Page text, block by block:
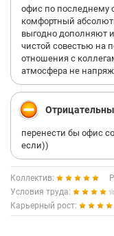
офис по последнему
комфортный
выгодно дополняют
чистой совестью на
отношения с
атмосфера не
перенести бы офис
если))
Коллектив:
Условия труда:
Карьерный рост: